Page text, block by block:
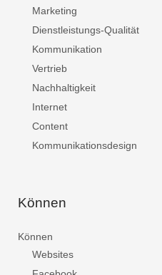
Marketing
Dienstleistungs-Qualität
Kommunikation
Vertrieb
Nachhaltigkeit
Internet
Content
Kommunikationsdesign
Können
Können
Websites